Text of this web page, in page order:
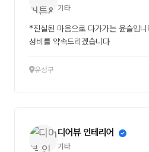
기타
*진실된 마음으로 다가가는 윤슬입
성비를 약속드리겠습니다
유성구
디어뷰 인테리어
기타